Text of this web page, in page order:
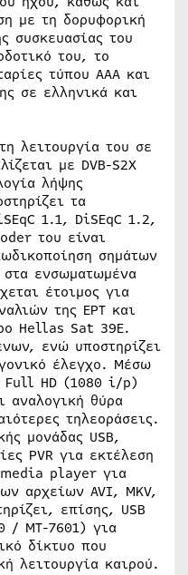
με τη δορυφορική
συσκευασίας του
του, το
τύπου AAA και
σε ελληνικά και
λειτουργία του σε
με DVB-S2X
λήψης
τα
1.1, DiSEqC 1.2,
του είναι
σημάτων
ενσωματωμένα
έτοιμος για
της ΕΡΤ και
Hellas Sat 39E.
ενώ υποστηρίζει
έλεγχο. Μέσω
Full HD (1080 i/p)
αναλογική θύρα
τηλεοράσεις.
μονάδας USB,
PVR για εκτέλεση
player για
αρχείων AVI, MKV,
επίσης, USB
/ MT-7601) για
δίκτυο που
λειτουργία καιρού.